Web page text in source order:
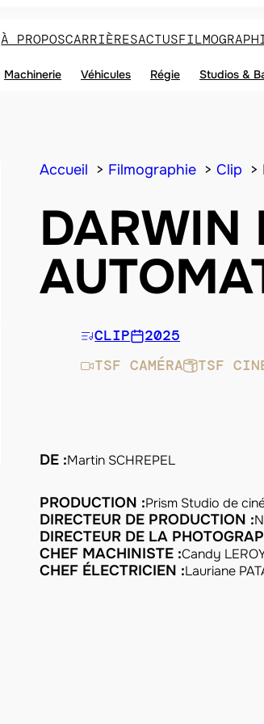
À PROPOSCARRIÈRESACTUS
Machinerie Véhicules Régie Studios &
Accueil Filmographie Clip
DARWIN
CLIP
2025
TSF CAMÉRA
TSF
DE :Martin SCHREPEL
PRODUCTION :Prism Studio de
DIRECTEUR DE PRODUCTION :
DIRECTEUR DE LA
CHEF MACHINISTE :Candy
CHEF ÉLECTRICIEN :Lauriane